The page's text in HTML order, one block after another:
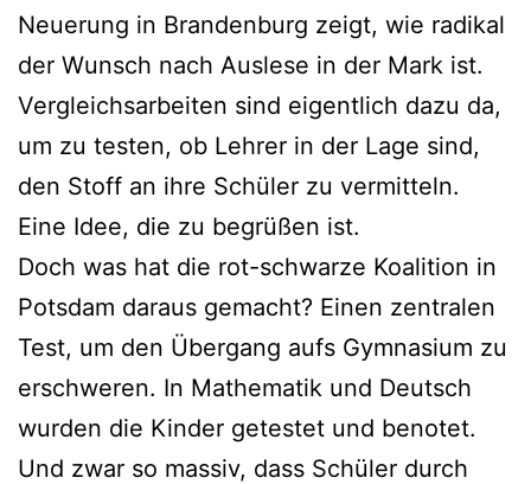
Neuerung in Brandenburg zeigt, wie radikal
der Wunsch nach Auslese in der Mark ist.
Vergleichsarbeiten sind eigentlich dazu da,
um zu testen, ob Lehrer in der Lage sind,
den Stoff an ihre Schüler zu vermitteln.
Eine Idee, die zu begrüßen ist.
Doch was hat die rot-schwarze Koalition in
Potsdam daraus gemacht? Einen zentralen
Test, um den Übergang aufs Gymnasium zu
erschweren. In Mathematik und Deutsch
wurden die Kinder getestet und benotet.
Und zwar so massiv, dass Schüler durch